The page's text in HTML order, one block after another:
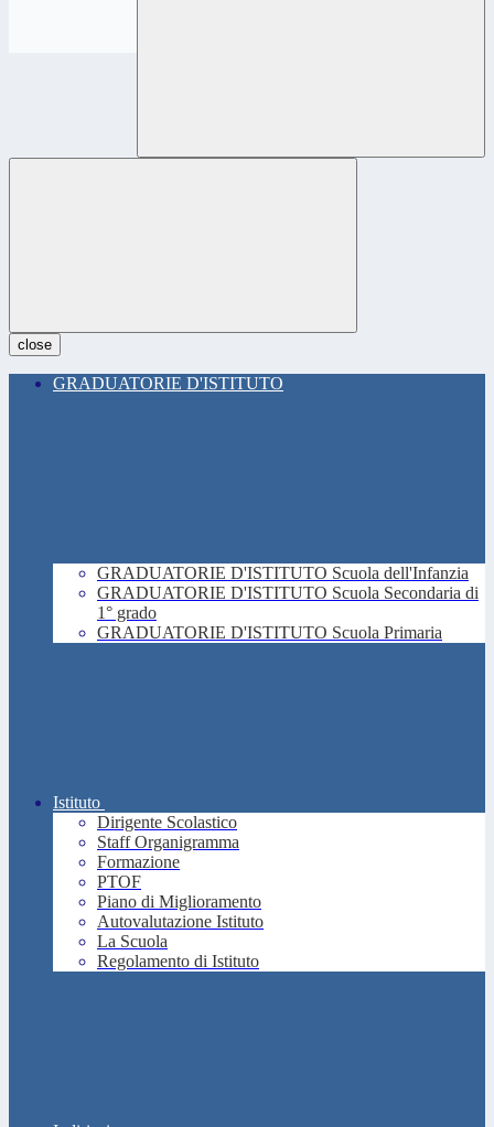
close
GRADUATORIE D'ISTITUTO
GRADUATORIE D'ISTITUTO Scuola dell'Infanzia
GRADUATORIE D'ISTITUTO Scuola Secondaria di
1° grado
GRADUATORIE D'ISTITUTO Scuola Primaria
Istituto
Dirigente Scolastico
Staff Organigramma
Formazione
PTOF
Piano di Miglioramento
Autovalutazione Istituto
La Scuola
Regolamento di Istituto